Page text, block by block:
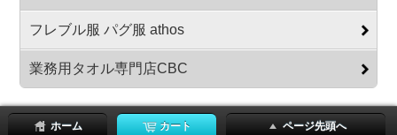
フレブル服 パグ服 athos
業務用タオル専門店CBC
ホーム カート ページ先頭へ